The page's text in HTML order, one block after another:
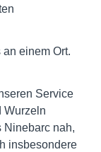
einem Ort.
Service
Wurzeln
Ninebarc nah,
insbesondere